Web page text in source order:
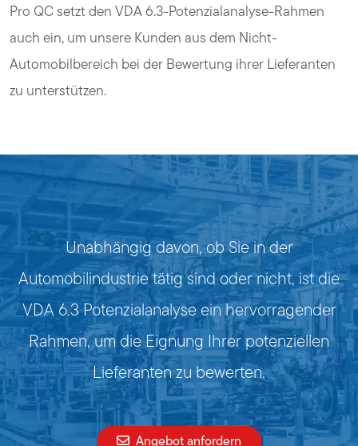
Pro QC setzt den VDA 6.3-Potenzialanalyse-Rahmen
auch ein, um unsere Kunden aus dem Nicht-
Automobilbereich bei der Bewertung ihrer Lieferanten
zu unterstützen.
Unabhängig davon, ob Sie in der
Automobilindustrie tätig sind oder nicht, ist die
VDA 6.3 Potenzialanalyse ein hervorragender
Rahmen, um die Eignung Ihrer potenziellen
Lieferanten zu bewerten.
Angebot anfordern